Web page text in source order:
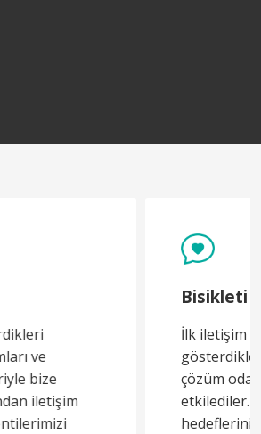
andan itibaren
samimiyet ve
bizi fazlasıyla
ihtiyaçlarını ve
dinleyerek, tam da